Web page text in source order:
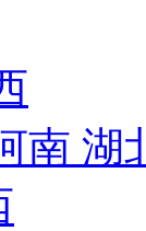
南 湖